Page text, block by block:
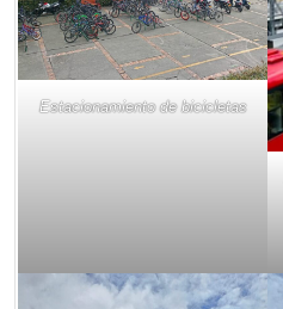
Estacionamiento de bicicletas